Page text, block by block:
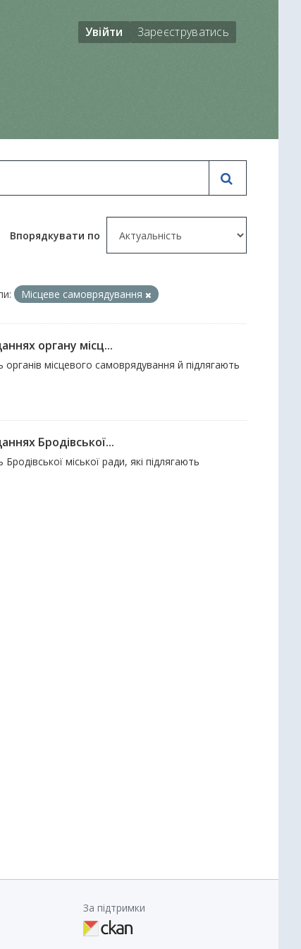
Увійти Зареєструватись
Впорядкувати по
Місцеве самоврядування
органу місц...
місцевого самоврядування й підлягають
Бродівської...
міської ради, які підлягають
За підтримки